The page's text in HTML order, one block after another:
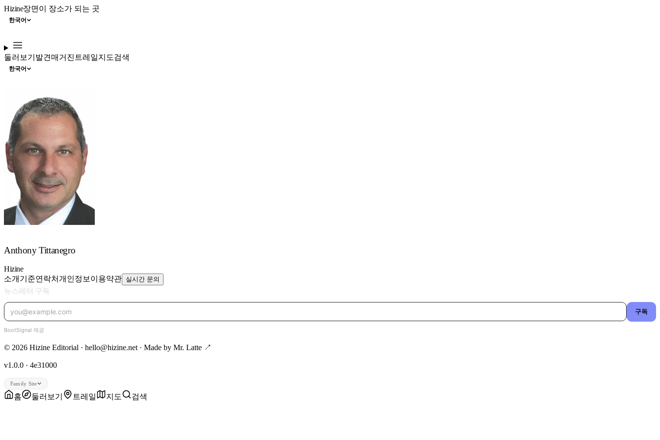
Hizine장면이 장소가 되는 곳
한국어
둘러보기 발견 매거진 트레일지도검색
한국어
Anthony Tittanegro
Hizine
소개 기준연락처개인정보이용약관 실시간 문의
© 2026 Hizine Editorial · hello@hizine.net · Made by Mr. Latte ↗
v1.0.0 · 4e31000
Family Site
홈 둘러보기 트레일 지도 검색